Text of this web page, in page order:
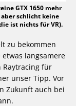
GTX 1650 mehr
aber schlicht keine
ist nichts für VR).
zu bekommen
langsamere
Raytracing für
unser Tipp. Vor
Zukunft auch bei